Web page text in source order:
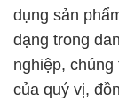
dụng sản
dạng trong
nghiệp,
của quý vị,